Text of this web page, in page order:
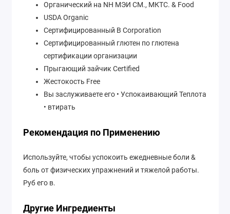
Органический на NH МЭИ СМ., МКТС. & Food
USDA Organic
Сертифицированный B Corporation
Сертифицированный глютен по глютена
сертификации организации
Прыгающий зайчик Certified
Жестокость Free
Вы заслуживаете его • Успокаивающий Теплота
• втирать
Рекомендация по Применению
Используйте, чтобы успокоить ежедневные боли &
боль от физических упражнений и тяжелой работы.
Руб его в.
Другие Ингредиенты